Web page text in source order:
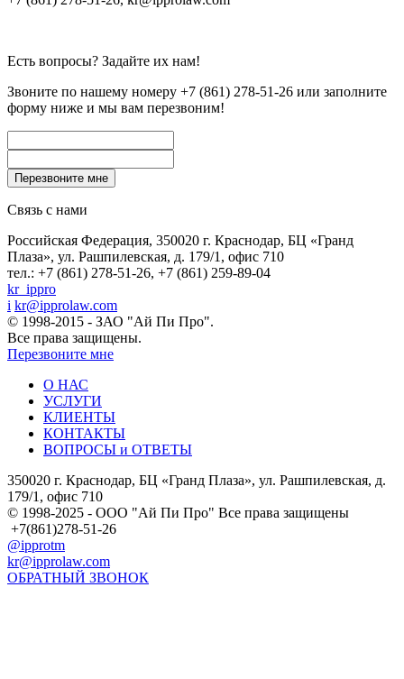
Есть вопросы? Задайте их нам!
Звоните по нашему номеру +7 (861) 278-51-26 или заполните
форму ниже и мы вам перезвоним!
Связь с нами
Российская Федерация, 350020 г. Краснодар, БЦ «Гранд
Плаза», ул. Рашпилевская, д. 179/1, офис 710
тел.: +7 (861) 278-51-26, +7 (861) 259-89-04
kr_ippro
i kr@ipprolaw.com
© 1998-2015 - ЗАО "Ай Пи Про".
Все права защищены.
Перезвоните мне
О НАС
УСЛУГИ
КЛИЕНТЫ
КОНТАКТЫ
ВОПРОСЫ и ОТВЕТЫ
350020 г. Краснодар, БЦ «Гранд Плаза», ул. Рашпилевская, д.
179/1, офис 710
© 1998-2025 - ООО "Ай Пи Про" Все права защищены
+7(861)278-51-26
@ipprotm
kr@ipprolaw.com
ОБРАТНЫЙ ЗВОНОК